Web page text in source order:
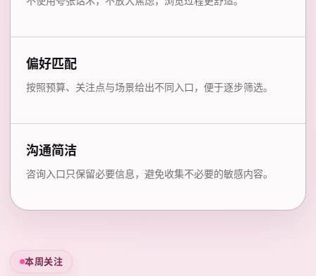
偏好匹配
按照预算、关注点与场景给出不同入口，便于逐步筛选。
沟通简洁
咨询入口只保留必要信息，避免收集不必要的敏感内容。
本周关注